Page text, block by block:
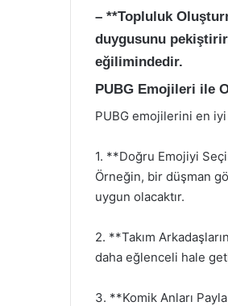
– **Topluluk
duygusunu
eğilimindedir.
PUBG Emojileri ile
PUBG emojilerini en
1. **Doğru Emojiyi
Örneğin, bir düşman
uygun olacaktır.
2. **Takım
daha eğlenceli hale
3. **Komik Anları